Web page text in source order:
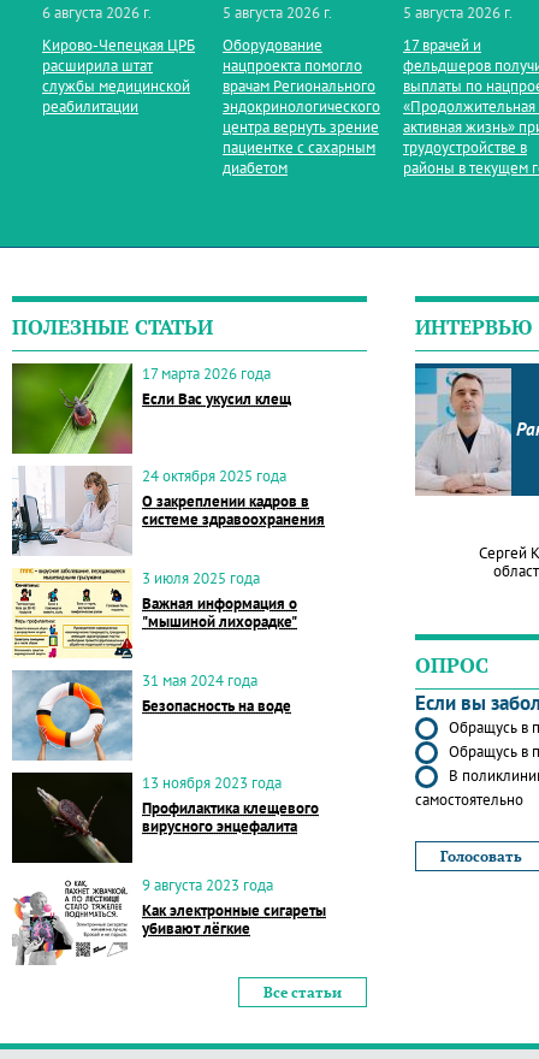
6 августа 2026 г.
Кирово‑Чепецкая ЦРБ
расширила штат
службы медицинской
реабилитации
5 августа 2026 г.
Оборудование
нацпроекта помогло
врачам Регионального
эндокринологического
центра вернуть зрение
пациентке с сахарным
диабетом
5 августа 2026 г.
17 врачей и
фельдшеров
выплаты по
«Продолжительная
активная жизнь»
трудоустройстве в
районы в текущем
ПОЛЕЗНЫЕ СТАТЬИ
17 марта 2026 года
Если Вас укусил клещ
24 октября 2025 года
О закреплении кадров в
системе здравоохранения
3 июля 2025 года
Важная информация о
"мышиной лихорадке"
31 мая 2024 года
Безопасность на воде
13 ноября 2023 года
Профилактика клещевого
вирусного энцефалита
9 августа 2023 года
Как электронные сигареты
убивают лёгкие
Все статьи
ИНТЕРВЬЮ
Сергей
ОПРОС
Если вы
Обращусь в
Обращусь в
В
самостоятельно